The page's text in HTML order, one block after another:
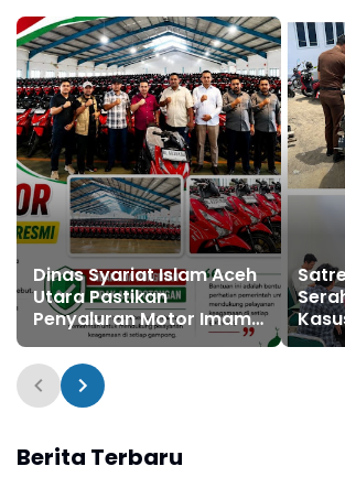
Dinas Syariat Islam Aceh
Utara Pastikan
Penyaluran Motor Imam
Gampong Bebas
Pungutan
Berita Terbaru